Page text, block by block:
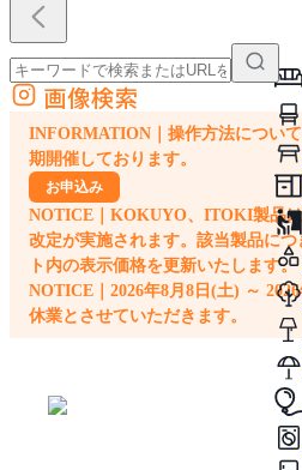
外部サイトの商品をカートに追加
他のサイトで見つけた商品ページのURLを貼り付けて、
画像検索
INFORMATION｜操作方法につい
期開催しております。
お申込み
NOTICE｜KOKUYO、ITOKI製品
改定が実施されます。該当製品に
ト内の表示価格を更新いたします。
NOTICE｜2026年8月8日(土) ～
休業とさせていただきます。